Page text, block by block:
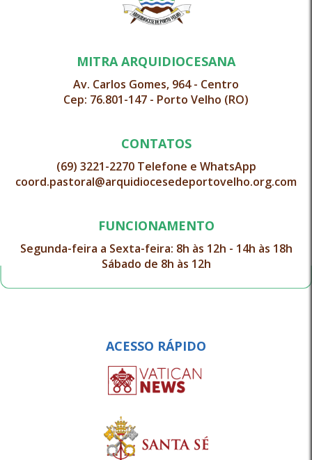
MITRA ARQUIDIOCESANA
Av. Carlos Gomes, 964 - Centro
Cep: 76.801-147 - Porto Velho (RO)
CONTATOS
(69) 3221-2270 Telefone e WhatsApp
coord.pastoral@arquidiocesedeportovelho.org.com
FUNCIONAMENTO
Segunda-feira a Sexta-feira: 8h às 12h - 14h às 18h
Sábado de 8h às 12h
ACESSO RÁPIDO